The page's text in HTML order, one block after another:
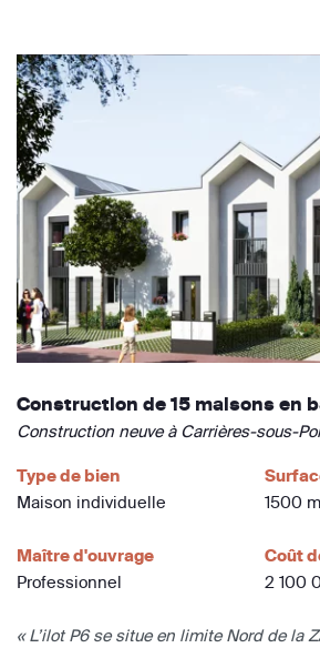
Construction de 15 maisons en
Construction neuve à Carrières-sous-
Type de bien
Maison individuelle
1500 m
Maître d'ouvrage
Professionnel
Coût
2 100
« L’ilot P6 se situe en limite Nord de la